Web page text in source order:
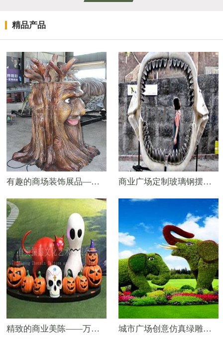
精品产品
有趣的商场装饰展品——仿真说话树 商业广场定制玻璃钢摆件——拍照“大嘴巴”
精致的商业美陈——万圣节南瓜头雕塑 城市广场创意仿真绿雕定制——大象绿雕工艺品